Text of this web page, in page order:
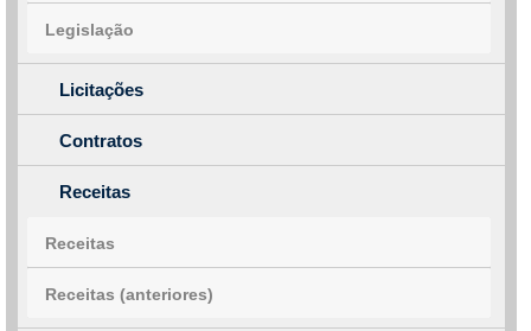
Legislação
Licitações
Contratos
Receitas
Receitas
Receitas (anteriores)